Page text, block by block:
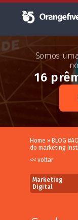
Somos
16
Home » BLOG
do marketing
<< voltar
Marketing
Digital